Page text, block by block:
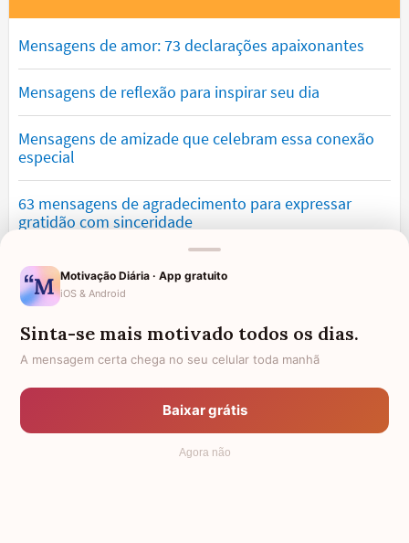
Mensagens de amor: 73 declarações apaixonantes
Mensagens de reflexão para inspirar seu dia
Mensagens de amizade que celebram essa conexão
especial
63 mensagens de agradecimento para expressar
gratidão com sinceridade
Mensagens de saudade que tocam o coração e
expressam falta
Mensagens de otimismo que vão encher você de
confiança
Mensagens para namorado: declare o seu amor com
Motivação Diária · App gratuito
iOS & Android
Sinta-se mais motivado todos os dias.
A mensagem certa chega no seu celular toda manhã
Baixar grátis
Agora não